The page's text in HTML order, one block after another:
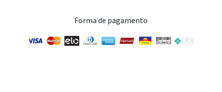
Forma de pagamento